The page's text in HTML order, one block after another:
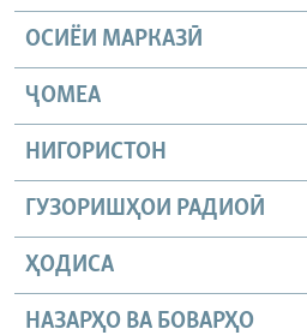
ОСИЁИ МАРКАЗӢ
ҶОМEА
НИГОРИСТОН
ГУЗОРИШҲОИ РАДИОӢ
ҲОДИСА
НАЗАРҲО ВА БОВАРҲО